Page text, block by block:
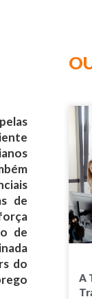
de
de
do
A